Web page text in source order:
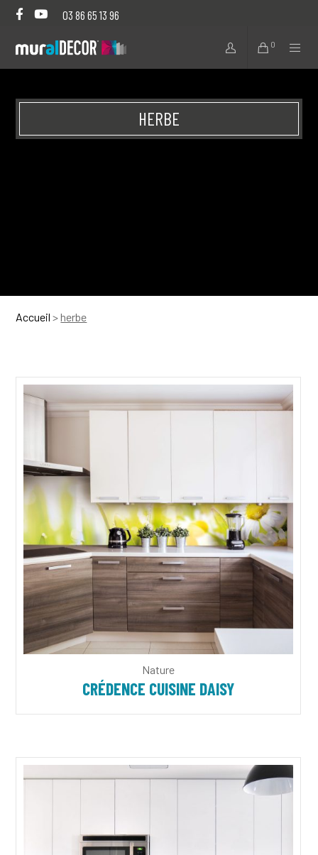
03 86 65 13 96
0
HERBE
Accueil >herbe
Nature
CRÉDENCE CUISINE DAISY